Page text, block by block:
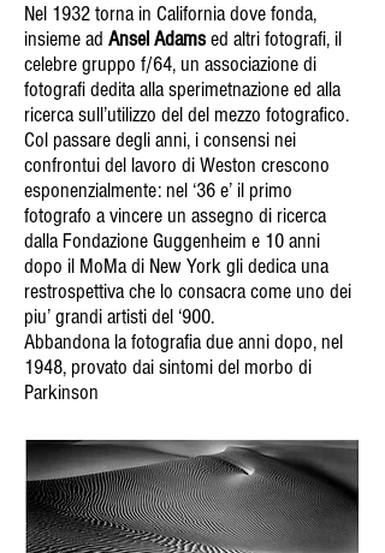
Nel 1932 torna in California dove fonda,
insieme ad Ansel Adamsed altri fotografi, il
celebre gruppo f/64, un associazione di
fotografi dedita alla sperimetnazione ed alla
ricerca sull’utilizzo del del mezzo fotografico.
Col passare degli anni, i consensi nei
confrontui del lavoro di Weston crescono
esponenzialmente: nel ‘36 e’ il primo
fotografo a vincere un assegno di ricerca
dalla Fondazione Guggenheim e 10 anni
dopo il MoMa di New York gli dedica una
restrospettiva che lo consacra come uno dei
piu’ grandi artisti del ‘900.
Abbandona la fotografia due anni dopo, nel
1948, provato dai sintomi del morbo di
Parkinson